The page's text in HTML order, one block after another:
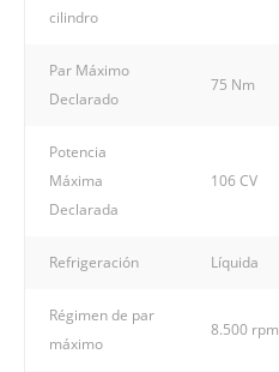
cilindro
Par Máximo
Declarado
75 Nm
Potencia
Máxima
Declarada
106 CV
Refrigeración Líquida
Régimen de par
máximo
8.500 rpm